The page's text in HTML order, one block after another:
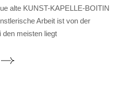
alte KUNST-KAPELLE-BOITIN
Arbeit ist von der
den meisten liegt